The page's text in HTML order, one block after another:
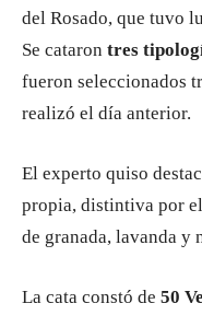
del Rosado, que tuvo
Se cataron tres
fueron seleccionados
realizó el día anterior.
El experto quiso
propia, distintiva por
de granada, lavanda y
La cata constó de 50